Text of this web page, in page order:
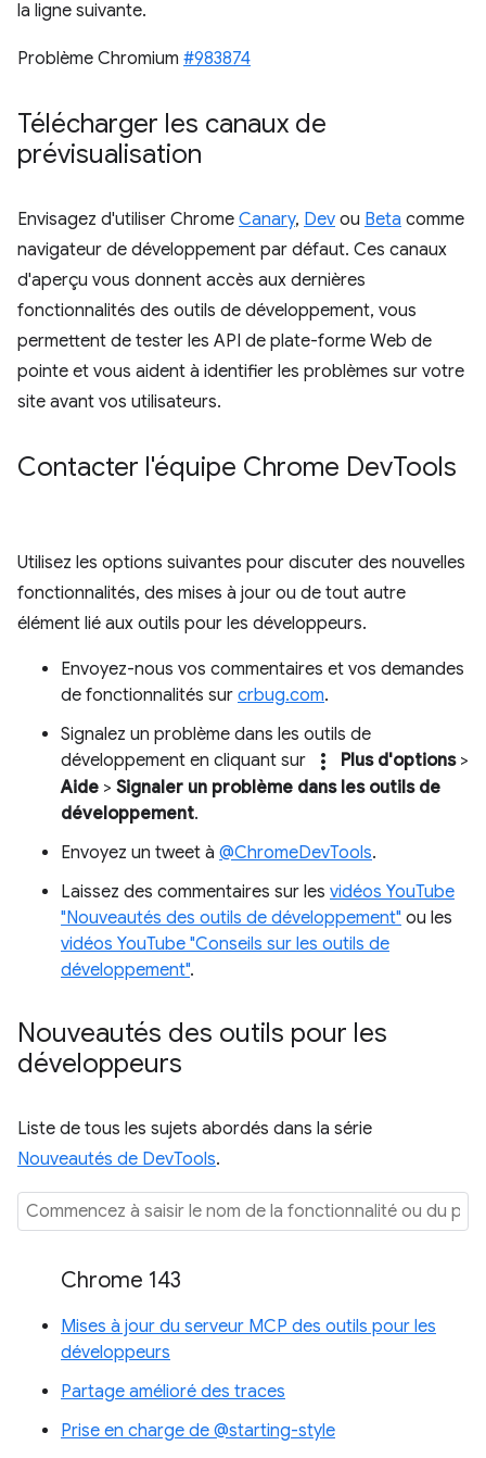
la ligne suivante.
Problème Chromium #983874
Télécharger les canaux de
prévisualisation
Envisagez d'utiliser Chrome Canary, Dev ou Beta comme
navigateur de développement par défaut. Ces canaux
d'aperçu vous donnent accès aux dernières
fonctionnalités des outils de développement, vous
permettent de tester les API de plate-forme Web de
pointe et vous aident à identifier les problèmes sur votre
site avant vos utilisateurs.
Contacter l'équipe Chrome DevTools
Utilisez les options suivantes pour discuter des nouvelles
fonctionnalités, des mises à jour ou de tout autre
élément lié aux outils pour les développeurs.
Envoyez-nous vos commentaires et vos demandes
de fonctionnalités sur crbug.com.
Signalez un problème dans les outils de
développement en cliquant sur
more_vert Plus d'options>
Aide > Signaler un problème dans les outils de
développement.
Envoyez un tweet à @ChromeDevTools.
Laissez des commentaires sur les vidéos YouTube
"Nouveautés des outils de développement" ou les
vidéos YouTube "Conseils sur les outils de
développement".
Nouveautés des outils pour les
développeurs
Liste de tous les sujets abordés dans la série
Nouveautés de DevTools.
Chrome 143
Mises à jour du serveur MCP des outils pour les
développeurs
Partage amélioré des traces
Prise en charge de @starting-style